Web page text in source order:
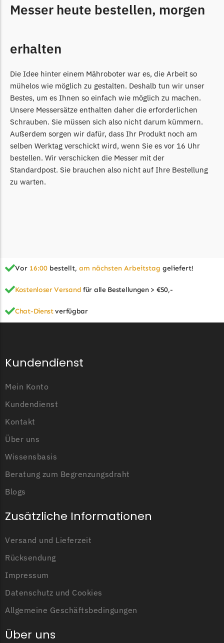
Begrenzungsdraht
Wiper
Wiper Messer
Begrenzungsdraht
WOLF-Garten
Wolf-Garten Messer
Begrenzungsdraht
Yardforce
Yardforce Messer
Messer heute bestellen, morgen
erhalten
Die Idee hinter einem Mähroboter war es, die Arbeit so
mühelos wie möglich zu gestalten. Deshalb tun wir unser
Bestes, um es Ihnen so einfach wie möglich zu machen.
Unsere Messersätze enthalten daher die erforderlichen
Schrauben. Sie müssen sich also nicht darum kümmern.
Außerdem sorgen wir dafür, dass Ihr Produkt noch am
selben Werktag verschickt wird, wenn Sie es vor 16 Uhr
bestellen. Wir verschicken die Messer mit der
Standardpost. Sie brauchen also nicht auf Ihre Bestellung
zu warten.
Vor 16:00 bestellt, am nächsten Arbeitstag geliefert!
Kostenloser Versand für alle Bestellungen > €50,-
Chat-Dienstverfügbar
Kundendienst
Mein Konto
Kundendienst
Kontakt
Über uns
Wissensbasis
Beratung zum Begrenzungsdraht
Blogs
Zusätzliche Informationen
Versand und Lieferzeit
Rücksendung
Impressum
Datenschutz und Cookies
Allgemeine Geschäftsbedingungen
Über uns